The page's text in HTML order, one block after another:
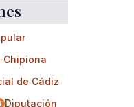
Chipiona
de Cádiz
Diputación